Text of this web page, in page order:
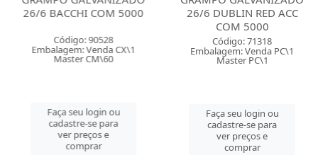
26/6 BACCHI COM 5000
Código: 90528
Embalagem: Venda CX\1
Master CM\60
Faça seu login ou
cadastre-se para
ver preços e
comprar
26/6 DUBLIN RED ACC
COM 5000
Código: 71318
Embalagem: Venda PC\1
Master PC\1
Faça seu login ou
cadastre-se para
ver preços e
comprar